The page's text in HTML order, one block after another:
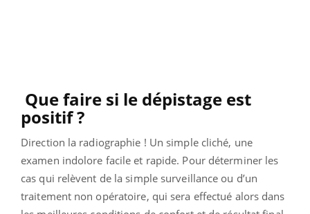
Que faire si le dépistage est
positif ?
Direction la radiographie ! Un simple cliché, une
examen indolore facile et rapide. Pour déterminer les
cas qui relèvent de la simple surveillance ou d’un
traitement non opératoire, qui sera effectué alors dans